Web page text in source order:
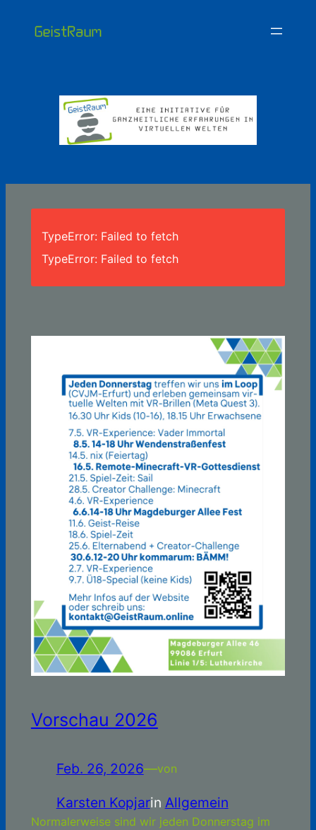
Inhalt
TypeError: Failed to fetch
TypeError: Failed to fetch
Vorschau 2026
Feb. 26, 2026—von
Karsten Kopjarin Allgemein
Normalerweise sind wir jeden Donnerstag im